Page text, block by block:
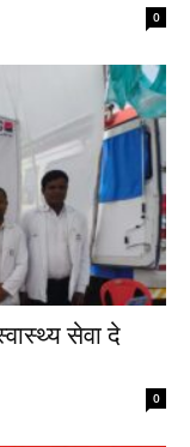
0
सेवा दे
0